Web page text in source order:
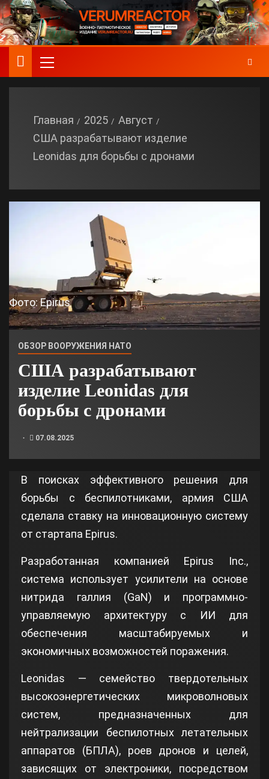
Главная 2025
Август
США разрабатывают изделие
Leonidas для борьбы с дронами
Фото: Epirus
ОБЗОР ВООРУЖЕНИЯ НАТО
США разрабатывают
изделие Leonidas для
борьбы с дронами
07.08.2025
В поисках эффективного решения для
борьбы с беспилотниками, армия США
сделала ставку на инновационную систему
от стартапа Epirus.
Разработанная компанией Epirus Inc.,
система использует усилители на основе
нитрида галлия (GaN) и программно-
управляемую архитектуру с ИИ для
обеспечения масштабируемых и
экономичных возможностей поражения.
Leonidas — семейство твердотельных
высокоэнергетических микроволновых
систем, предназначенных для
нейтрализации беспилотных летательных
аппаратов (БПЛА), роев дронов и целей,
зависящих от электроники, посредством